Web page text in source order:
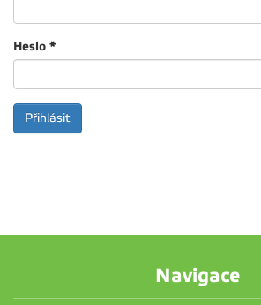
Heslo *
Navigace